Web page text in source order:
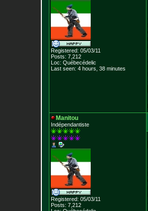
Registered: 05/03/11
Posts: 7,212
Loc: Québecédelic
Last seen: 4 hours, 38 minutes
Manitou
Indépendantiste
Registered: 05/03/11
Posts: 7,212